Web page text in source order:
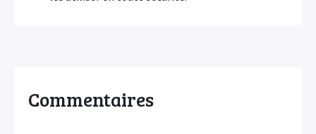
Commentaires